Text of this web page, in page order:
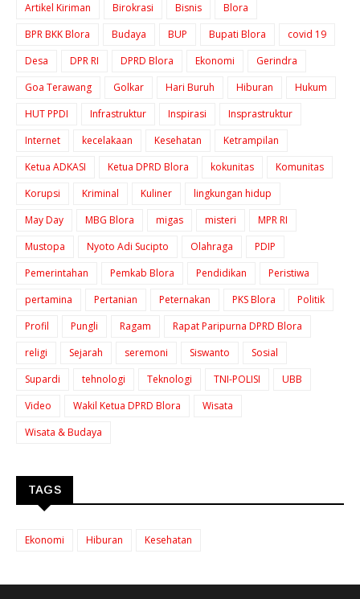
Artikel Kiriman
Birokrasi Bisnis
Blora
BPR BKK Blora
Budaya BUP Bupati Blora
covid 19
Desa
DPR RI DPRD Blora Ekonomi
Gerindra
Goa Terawang
Golkar Hari Buruh Hiburan
Hukum
HUT PPDI
Infrastruktur Inspirasi
Insprastruktur
Internet
kecelakaan Kesehatan
Ketrampilan
Ketua ADKASI
Ketua DPRD Blora kokunitas
Komunitas
Korupsi
Kriminal Kuliner
lingkungan hidup
May Day
MBG Blora migas misteri
MPR RI
Mustopa
Nyoto Adi Sucipto Olahraga
PDIP
Pemerintahan
Pemkab Blora Pendidikan
Peristiwa
pertamina
Pertanian Peternakan PKS Blora
Politik
Profil
Pungli Ragam
Rapat Paripurna DPRD Blora
religi
Sejarah seremoni Siswanto
Sosial
Supardi
tehnologi Teknologi TNI-POLISI
UBB
Video
Wakil Ketua DPRD Blora
Wisata
Wisata & Budaya
TAGS
Ekonomi Hiburan Kesehatan